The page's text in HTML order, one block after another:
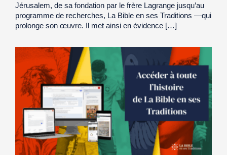
Jérusalem, de sa fondation par le frère Lagrange jusqu’au
programme de recherches, La Bible en ses Traditions —qui
prolonge son œuvre. Il met ainsi en évidence […]